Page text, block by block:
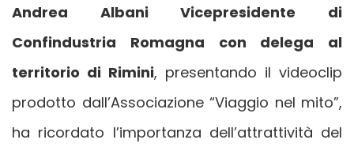
Andrea Albani Vicepresidente di
Confindustria Romagna con delega al
territorio di Rimini, presentando il videoclip
prodotto dall’Associazione “Viaggio nel mito”,
ha ricordato l’importanza dell’attrattività del